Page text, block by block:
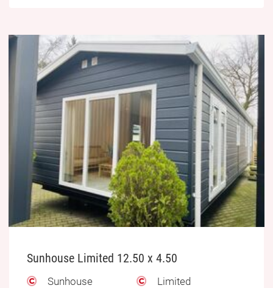
Sunhouse Limited 12.50 x 4.50
Sunhouse
Limited